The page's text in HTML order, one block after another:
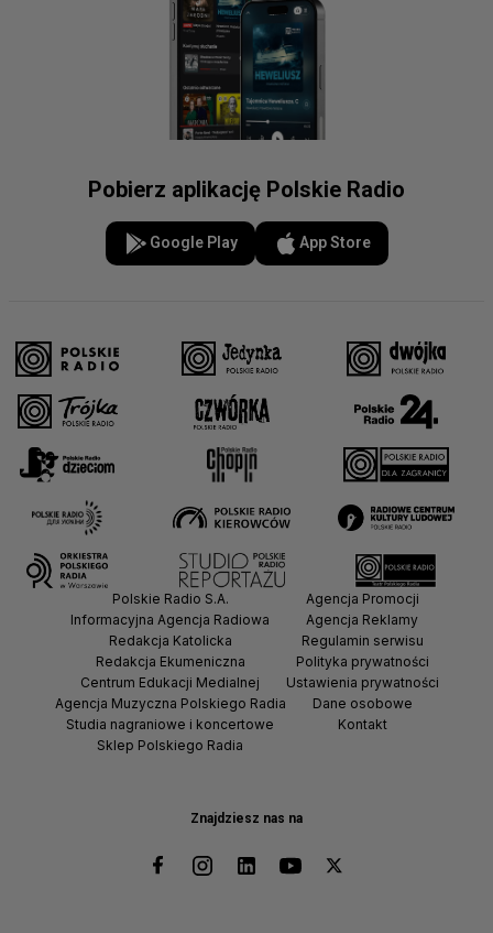
Pobierz aplikację Polskie Radio
Google Play App Store
Znajdziesz nas na
Polskie Radio S.A.
Informacyjna Agencja Radiowa
Redakcja Katolicka
Redakcja Ekumeniczna
Centrum Edukacji Medialnej
Agencja Muzyczna Polskiego Radia
Studia nagraniowe i koncertowe
Sklep Polskiego Radia
Agencja Promocji
Agencja Reklamy
Regulamin serwisu
Polityka prywatności
Ustawienia prywatności
Dane osobowe
Kontakt